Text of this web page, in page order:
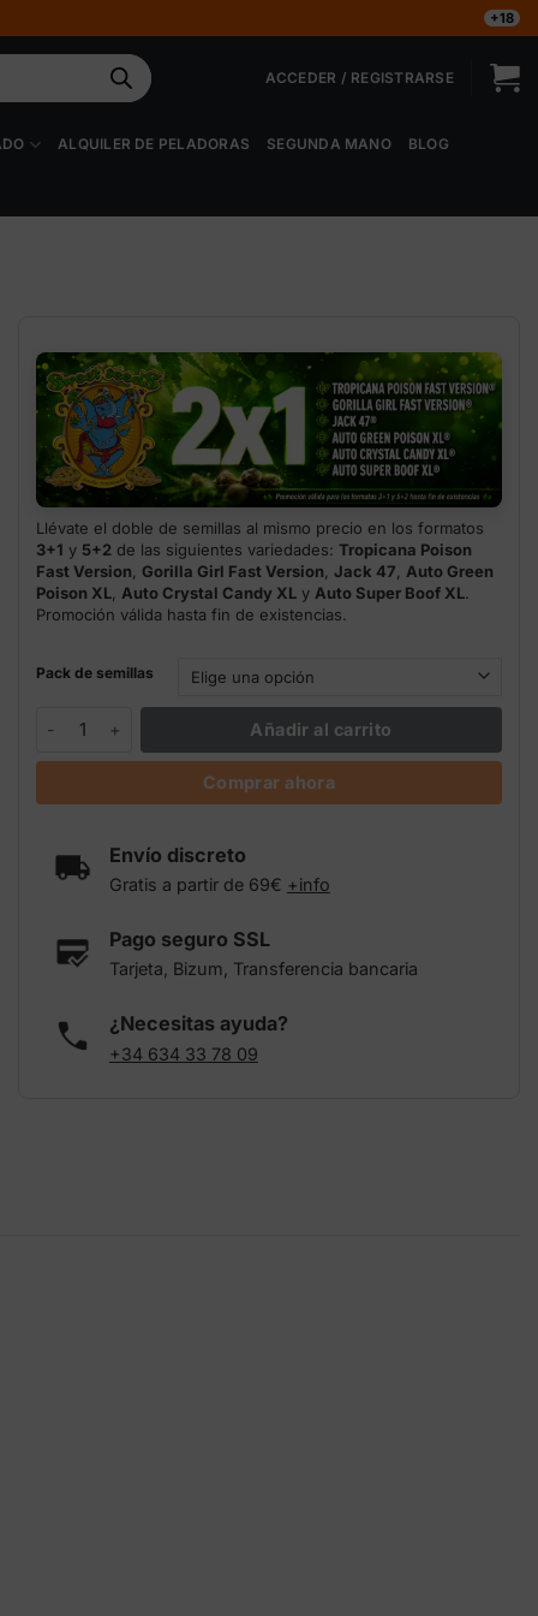
+18
ACCEDER / REGISTRARSE
ALQUILER DE PELADORAS SEGUNDA MANO BLOG
Llévate el doble de semillas al mismo precio en los formatos
3+1 y 5+2 de las siguientes variedades: Tropicana Poison
Fast Version, Gorilla Girl Fast Version, Jack 47, Auto Green
Poison XL, Auto Crystal Candy XL y Auto Super Boof XL.
Promoción válida hasta fin de existencias.
Pack de semillas
Cream Mandarine XL Auto Sweet Seeds cantidad
Añadir al carrito
Comprar ahora
Envío discreto
Gratis a partir de 69€ +info
Pago seguro SSL
Tarjeta, Bizum, Transferencia bancaria
¿Necesitas ayuda?
+34 634 33 78 09